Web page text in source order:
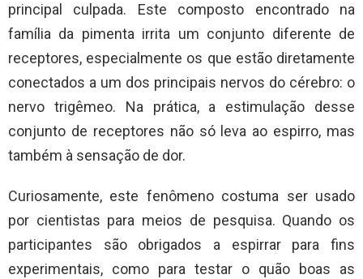
principal culpada. Este composto encontrado na
família da pimenta irrita um conjunto diferente de
receptores, especialmente os que estão diretamente
conectados a um dos principais nervos do cérebro: o
nervo trigêmeo. Na prática, a estimulação desse
conjunto de receptores não só leva ao espirro, mas
também à sensação de dor.
Curiosamente, este fenômeno costuma ser usado
por cientistas para meios de pesquisa. Quando os
participantes são obrigados a espirrar para fins
experimentais, como para testar o quão boas as